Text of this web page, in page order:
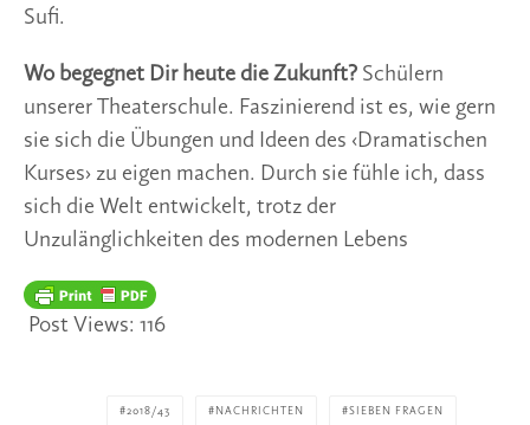
Sufi.
Wo begegnet Dir heute die Zukunft? Schülern
unserer Theaterschule. Faszinierend ist es, wie gern
sie sich die Übungen und Ideen des ‹Dramatischen
Kurses› zu eigen machen. Durch sie fühle ich, dass
sich die Welt entwickelt, trotz der
Unzulänglichkeiten des modernen Lebens
Post Views: 116
2018/43 NACHRICHTEN SIEBEN FRAGEN